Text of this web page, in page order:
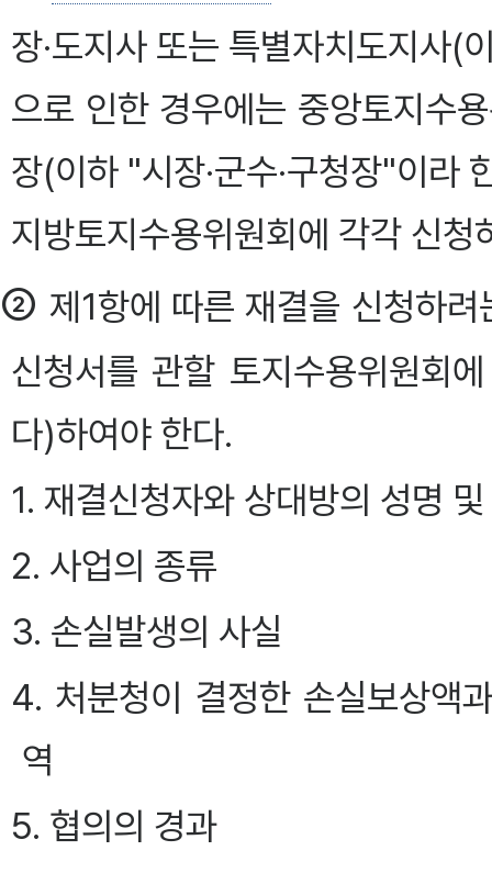
장·도지사 또는 특별자치도지사(
으로 인한 경우에는 중앙토지수
장(이하 "시장·군수·구청장"이라
지방토지수용위원회에 각각 신
② 제1항에 따른 재결을 신청하
신청서를 관할 토지수용위원회
다)하여야 한다.
1. 재결신청자와 상대방의 성명
2. 사업의 종류
3. 손실발생의 사실
4. 처분청이 결정한 손실보상액
역
5. 협의의 경과